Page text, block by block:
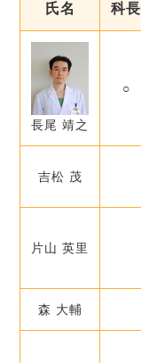
氏名 科長
長尾 靖之
○
吉松 茂
片山 英里
森 大輔